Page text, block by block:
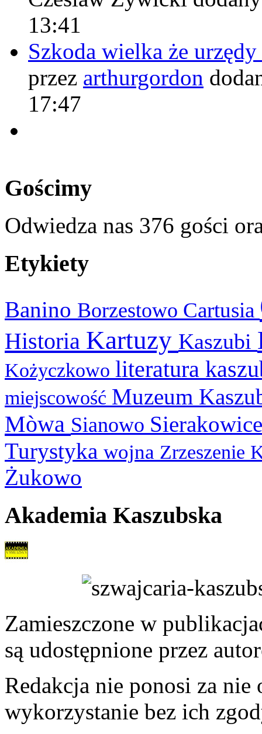
13:41
Szkoda wielka że
przez arthurgordon
17:47
Gościmy
Odwiedza nas 376 gości
Etykiety
Banino Borzestowo Cartusia
Historia Kartuzy Kaszubi
Kożyczkowo literatura
miejscowość Muzeum
Mòwa Sianowo
Turystyka wojna Zrzeszenie
Żukowo
Akademia Kaszubska
Zamieszczone w
są udostępnione przez
Redakcja nie ponosi za
wykorzystanie bez ich